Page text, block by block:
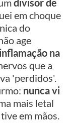
divisor de
em choque
do
age
na
que a
'perdidos'.
nunca vi
mais letal
em mãos.